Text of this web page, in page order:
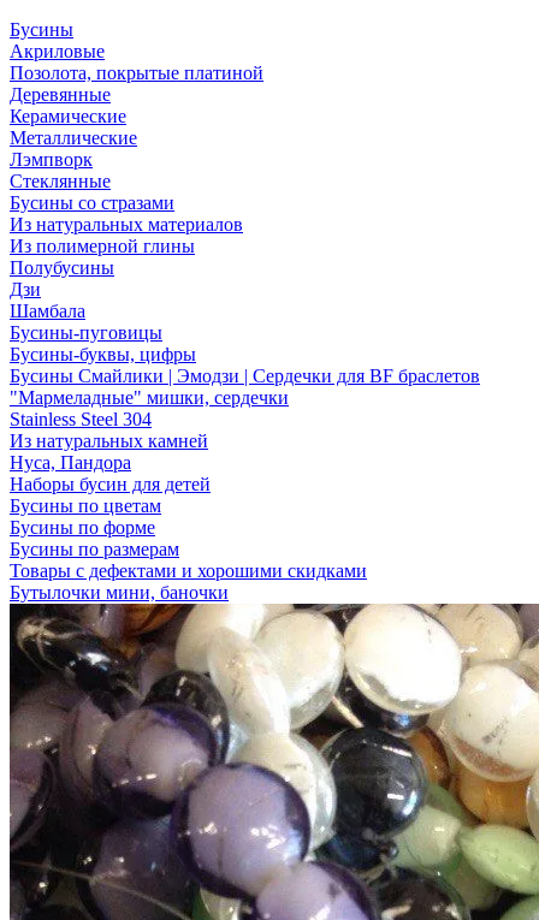
Бусины
Акриловые
Позолота, покрытые платиной
Деревянные
Керамические
Металлические
Лэмпворк
Стеклянные
Бусины со стразами
Из натуральных материалов
Из полимерной глины
Полубусины
Дзи
Шамбала
Бусины-пуговицы
Бусины-буквы, цифры
Бусины Смайлики | Эмодзи | Сердечки для BF браслетов
"Мармеладные" мишки, сердечки
Stainless Steel 304
Из натуральных камней
Нуса, Пандора
Наборы бусин для детей
Бусины по цветам
Бусины по форме
Бусины по размерам
Товары с дефектами и хорошими скидками
Бутылочки мини, баночки